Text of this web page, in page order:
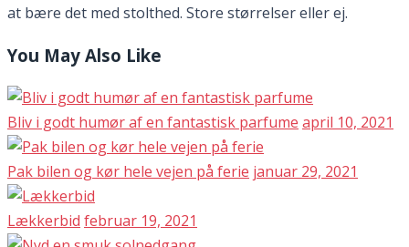
at bære det med stolthed. Store størrelser eller ej.
You May Also Like
Bliv i godt humør af en fantastisk parfume april 10, 2021
Pak bilen og kør hele vejen på ferie januar 29, 2021
Lækkerbid februar 19, 2021